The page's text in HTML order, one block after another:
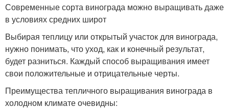
Современные сорта винограда можно выращивать даже
в условиях средних широт
Выбирая теплицу или открытый участок для винограда,
нужно понимать, что уход, как и конечный результат,
будет разниться. Каждый способ выращивания имеет
свои положительные и отрицательные черты.
Преимущества тепличного выращивания винограда в
холодном климате очевидны: